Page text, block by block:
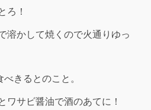
ろ！
溶かして焼くので火通りゆっ
きるとのこと。
ワサビ醤油で酒のあてに！